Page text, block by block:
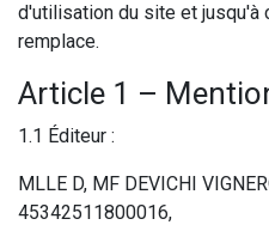
d'utilisation du site et jusqu'à
remplace.
Article 1 –
1.1 Éditeur :
MLLE D, MF DEVICHI
45342511800016,